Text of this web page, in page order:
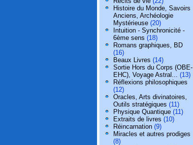
Histoire du Monde, Savoirs
Anciens, Archéologie
Mystérieuse (20)
Intuition - Synchronicité -
6ème sens (18)
Romans graphiques, BD
(16)
Beaux Livres (14)
Sortie Hors du Corps (OBE-
EHC), Voyage Astral... (13)
Réflexions philosophiques
(12)
Oracles, Arts divinatoires,
Outils stratégiques (11)
Physique Quantique (11)
Extraits de livres (10)
Réincarnation (9)
Miracles et autres prodiges
(8)